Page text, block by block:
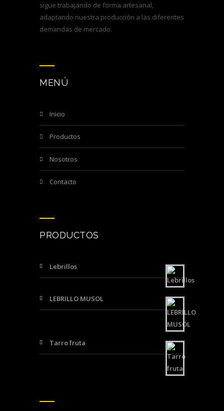
sigue trabajando de forma artesanal,
adaptando nuestra producción a las diferentes
demandas de mercado.
MENÚ
inicio
productos
nosotros
contacto
PRODUCTOS
Lebrillos
LEBRILLO MUSOL
Tarro fruta